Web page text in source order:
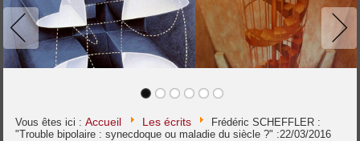
Vous êtes ici :Accueil Les écrits
Frédéric SCHEFFLER :
"Trouble bipolaire : synecdoque ou maladie du siècle ?" :22/03/2016